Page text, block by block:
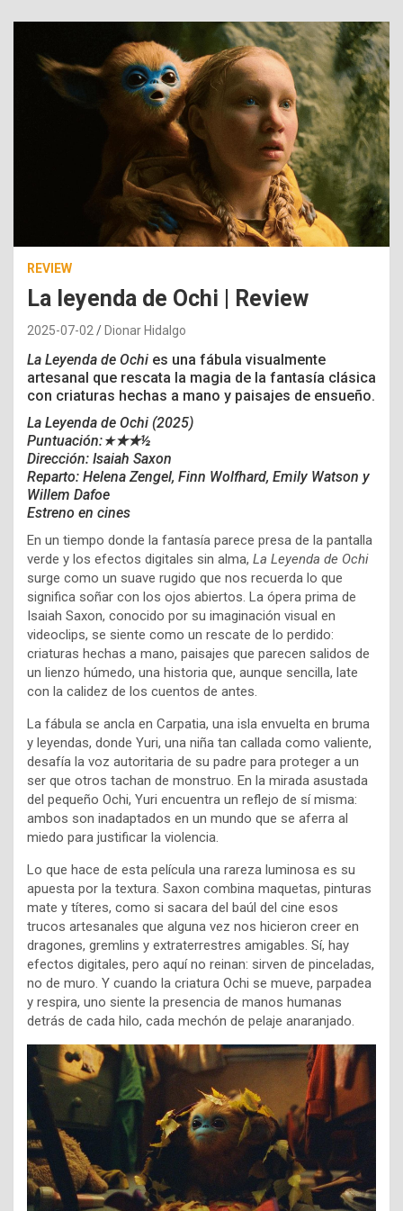
REVIEW
La leyenda de Ochi | Review
2025-07-02 Dionar Hidalgo
La Leyenda de Ochi es una fábula visualmente
artesanal que rescata la magia de la fantasía clásica
con criaturas hechas a mano y paisajes de ensueño.
La Leyenda de Ochi (2025)
Puntuación:★★★½
Dirección: Isaiah Saxon
Reparto: Helena Zengel, Finn Wolfhard, Emily Watson y
Willem Dafoe
Estreno en cines
En un tiempo donde la fantasía parece presa de la pantalla
verde y los efectos digitales sin alma, La Leyenda de Ochi
surge como un suave rugido que nos recuerda lo que
significa soñar con los ojos abiertos. La ópera prima de
Isaiah Saxon, conocido por su imaginación visual en
videoclips, se siente como un rescate de lo perdido:
criaturas hechas a mano, paisajes que parecen salidos de
un lienzo húmedo, una historia que, aunque sencilla, late
con la calidez de los cuentos de antes.
La fábula se ancla en Carpatia, una isla envuelta en bruma
y leyendas, donde Yuri, una niña tan callada como valiente,
desafía la voz autoritaria de su padre para proteger a un
ser que otros tachan de monstruo. En la mirada asustada
del pequeño Ochi, Yuri encuentra un reflejo de sí misma:
ambos son inadaptados en un mundo que se aferra al
miedo para justificar la violencia.
Lo que hace de esta película una rareza luminosa es su
apuesta por la textura. Saxon combina maquetas, pinturas
mate y títeres, como si sacara del baúl del cine esos
trucos artesanales que alguna vez nos hicieron creer en
dragones, gremlins y extraterrestres amigables. Sí, hay
efectos digitales, pero aquí no reinan: sirven de pinceladas,
no de muro. Y cuando la criatura Ochi se mueve, parpadea
y respira, uno siente la presencia de manos humanas
detrás de cada hilo, cada mechón de pelaje anaranjado.